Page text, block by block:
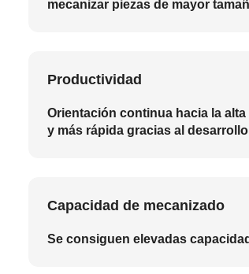
mecanizar piezas de mayor
Productividad
Orientación continua hacia la
y más rápida gracias al
Capacidad de mecanizado
Se consiguen elevadas